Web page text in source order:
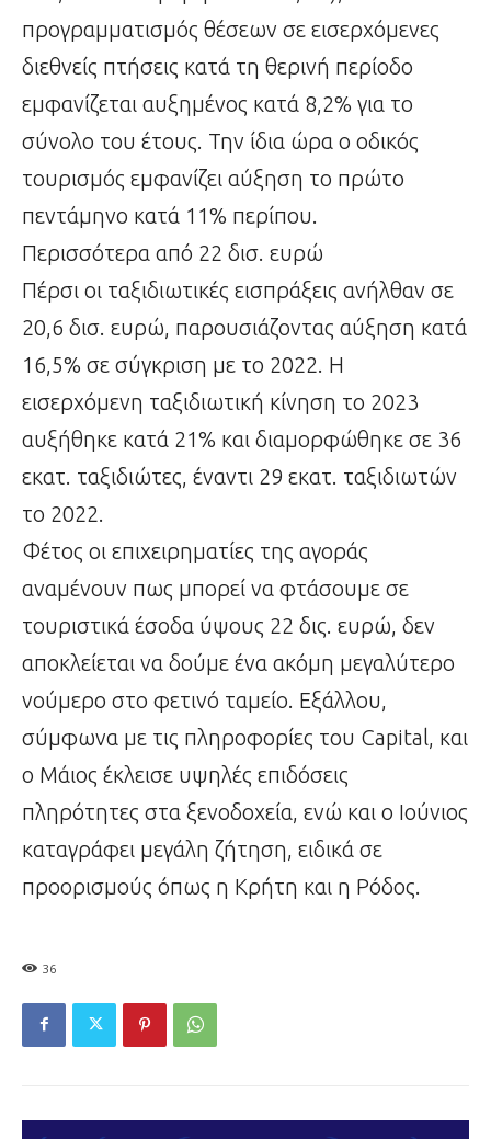
προγραμματισμός θέσεων σε εισερχόμενες
διεθνείς πτήσεις κατά τη θερινή περίοδο
εμφανίζεται αυξημένος κατά 8,2% για το
σύνολο του έτους. Την ίδια ώρα ο οδικός
τουρισμός εμφανίζει αύξηση το πρώτο
πεντάμηνο κατά 11% περίπου.
Περισσότερα από 22 δισ. ευρώ
Πέρσι οι ταξιδιωτικές εισπράξεις ανήλθαν σε
20,6 δισ. ευρώ, παρουσιάζοντας αύξηση κατά
16,5% σε σύγκριση με το 2022. Η
εισερχόμενη ταξιδιωτική κίνηση το 2023
αυξήθηκε κατά 21% και διαμορφώθηκε σε 36
εκατ. ταξιδιώτες, έναντι 29 εκατ. ταξιδιωτών
το 2022.
Φέτος οι επιχειρηματίες της αγοράς
αναμένουν πως μπορεί να φτάσουμε σε
τουριστικά έσοδα ύψους 22 δις. ευρώ, δεν
αποκλείεται να δούμε ένα ακόμη μεγαλύτερο
νούμερο στο φετινό ταμείο. Εξάλλου,
σύμφωνα με τις πληροφορίες του Capital, και
ο Μάιος έκλεισε υψηλές επιδόσεις
πληρότητες στα ξενοδοχεία, ενώ και ο Ιούνιος
καταγράφει μεγάλη ζήτηση, ειδικά σε
προορισμούς όπως η Κρήτη και η Ρόδος.
36